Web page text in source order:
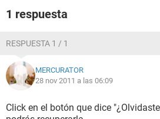
1 respuesta
RESPUESTA 1 / 1
MERCURATOR
28 nov 2011 a las 06:09
Click en el botón que dice